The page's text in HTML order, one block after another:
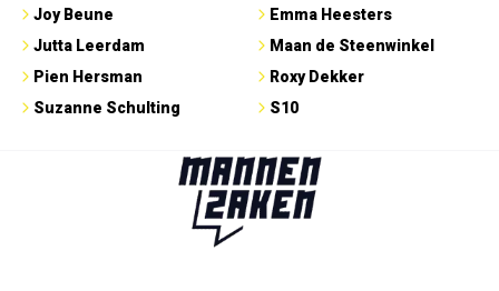
Joy Beune
Jutta Leerdam
Pien Hersman
Suzanne Schulting
Emma Heesters
Maan de Steenwinkel
Roxy Dekker
S10